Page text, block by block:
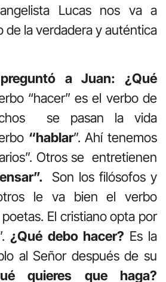
Lucas nos va a
de la verdadera y auténtica
a Juan: ¿Qué
“hacer” es el verbo de
se pasan la vida
“hablar”. Ahí tenemos
Otros se entretienen
Son los filósofos y
le va bien el verbo
poetas. El cristiano opta por
¿Qué debo hacer? Es la
al Señor después de su
quieres que haga?